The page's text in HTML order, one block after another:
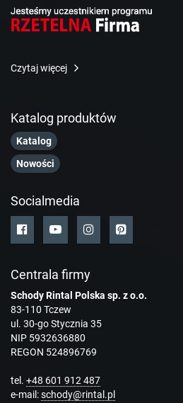
Czytaj więcej
Katalog produktów
Katalog
Nowości
Socialmedia
Centrala firmy
Schody Rintal Polska sp. z o.o.
83-110 Tczew
ul. 30-go Stycznia 35
NIP 5932636880
REGON 524896769
tel. +48 601 912 487
e-mail:schody@rintal.pl